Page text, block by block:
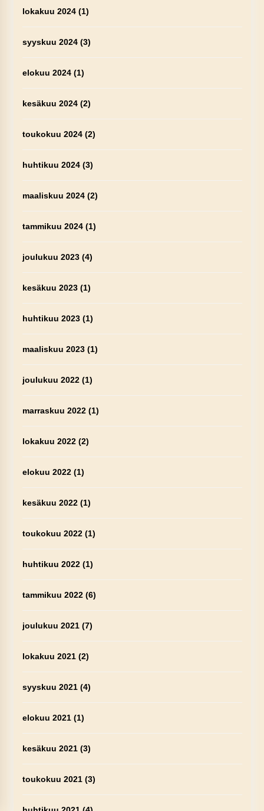
lokakuu 2024(1)
syyskuu 2024(3)
elokuu 2024(1)
kesäkuu 2024(2)
toukokuu 2024(2)
huhtikuu 2024(3)
maaliskuu 2024(2)
tammikuu 2024(1)
joulukuu 2023(4)
kesäkuu 2023(1)
huhtikuu 2023(1)
maaliskuu 2023(1)
joulukuu 2022(1)
marraskuu 2022(1)
lokakuu 2022(2)
elokuu 2022(1)
kesäkuu 2022(1)
toukokuu 2022(1)
huhtikuu 2022(1)
tammikuu 2022(6)
joulukuu 2021(7)
lokakuu 2021(2)
syyskuu 2021(4)
elokuu 2021(1)
kesäkuu 2021(3)
toukokuu 2021(3)